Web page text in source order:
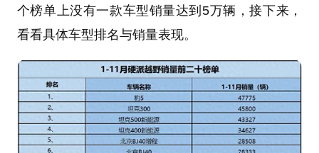
个榜单上没有一款车型销量达到5万辆，接下来，
看看具体车型排名与销量表现。